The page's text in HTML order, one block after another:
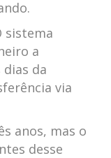
sistema
a
da
via
anos, mas o
desse